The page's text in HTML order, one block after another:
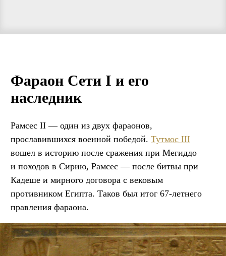
Фараон Сети I и его
наследник
Рамсес II — один из двух фараонов,
прославившихся военной победой. Тутмос III
вошел в историю после сражения при Мегиддо
и походов в Сирию, Рамсес — после битвы при
Кадеше и мирного договора с вековым
противником Египта. Таков был итог 67-летнего
правления фараона.